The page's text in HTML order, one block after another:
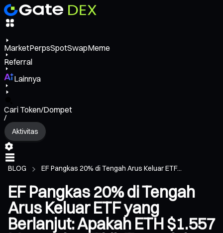
MarketPerpsSpotSwapMeme
Referral
Lainnya
Cari Token/Dompet
/
Aktivitas
BLOG EF Pangkas 20% di Tengah Arus Keluar ETF...
EF Pangkas 20% di Tengah
Arus Keluar ETF yang
Berlanjut: Apakah ETH $1.557